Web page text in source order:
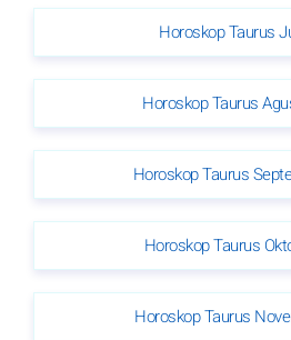
Horoskop Taurus
Horoskop Taurus
Horoskop Taurus
Horoskop Taurus
Horoskop Taurus